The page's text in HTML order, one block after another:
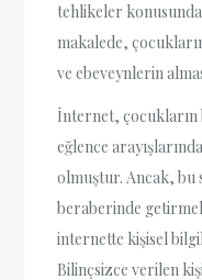
tehlikeler
makalede,
ve ebeveynlerin
İnternet, çocukların
eğlence
olmuştur. Ancak, bu
beraberinde
internette kişisel
Bilinçsizce verilen